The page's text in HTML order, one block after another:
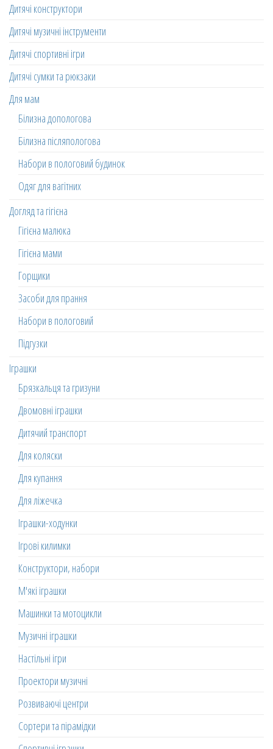
Дитячі конструктори
Дитячі музичні інструменти
Дитячі спортивні ігри
Дитячі сумки та рюкзаки
Для мам
Білизна допологова
Білизна післяпологова
Набори в пологовий будинок
Одяг для вагітних
Догляд та гігієна
Гігієна малюка
Гігієна мами
Горщики
Засоби для прання
Набори в пологовий
Підгузки
Іграшки
Брязкальця та гризуни
Двомовні іграшки
Дитячий транспорт
Для коляски
Для купання
Для ліжечка
Іграшки-ходунки
Ігрові килимки
Конструктори, набори
М'які іграшки
Машинки та мотоцикли
Музичні іграшки
Настільні ігри
Проектори музичні
Розвиваючі центри
Сортери та пірамідки